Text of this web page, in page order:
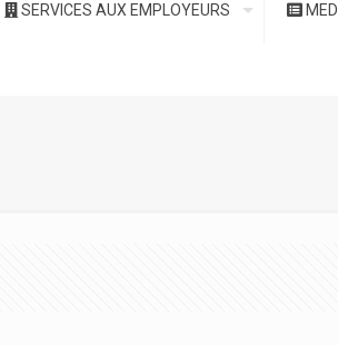
SERVICES AUX EMPLOYEURS